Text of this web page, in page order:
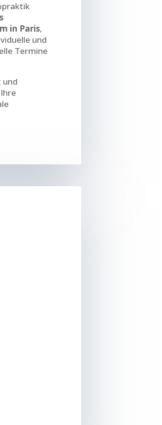
in Paris,
und
Termine
und